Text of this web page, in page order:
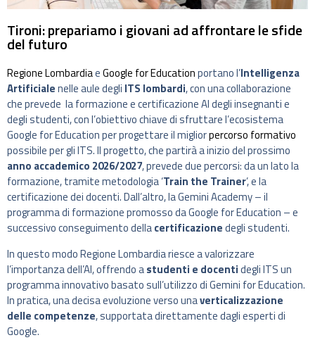
Tironi: prepariamo i giovani ad affrontare le sfide
del futuro
Regione LombardiaeGoogle for Educationportano l’Intelligenza
Artificialenelle aule degli ITS lombardi, con una collaborazione
che prevede la formazione e certificazione AI degli insegnanti e
degli studenti, con l’obiettivo chiave di sfruttare l’ecosistema
Google for Education per progettare il migliorpercorso formativo
possibile per gli ITS. Il progetto, che partirà a inizio del prossimo
anno accademico 2026/2027, prevede due percorsi: da un lato la
formazione, tramite metodologia ‘Train the Trainer’, e la
certificazione dei docenti. Dall’altro, la Gemini Academy – il
programma di formazione promosso da Google for Education – e
successivo conseguimento dellacertificazionedegli studenti.
In questo modo Regione Lombardia riesce a valorizzare
l’importanza dell’AI, offrendo astudenti e docentidegli ITS un
programma innovativo basato sull’utilizzo di Gemini for Education.
In pratica, una decisa evoluzione verso unaverticalizzazione
delle competenze, supportata direttamente dagli esperti di
Google.